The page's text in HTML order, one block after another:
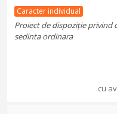
Caracter individual
Proiect de dispoziție privind
sedinta ordinara
cu